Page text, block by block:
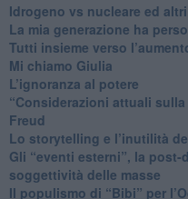
​Idrogeno vs nucleare ed
​La mia generazione ha
​Tutti insieme verso
Mi chiamo Giulia
L’ignoranza al potere
​“Considerazioni attuali
Freud
​Lo storytelling e l’inutilità
​Gli “eventi esterni”, la post-
soggettività delle masse
​Il populismo di “Bibi” per